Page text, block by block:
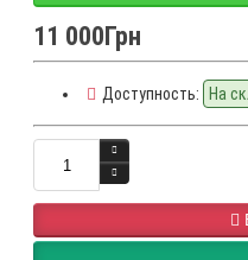
11 000Грн
Доступность: На